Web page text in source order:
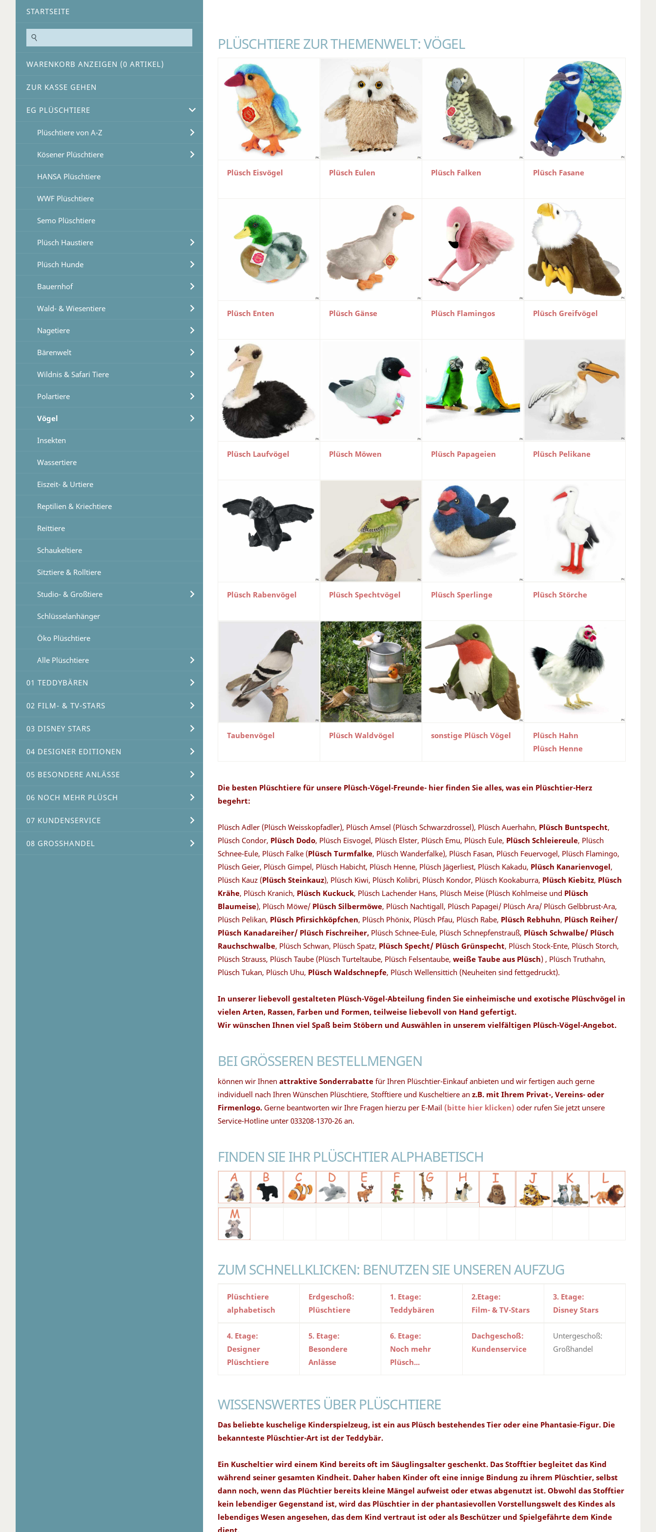
STARTSEITE
WARENKORB ANZEIGEN (0 ARTIKEL)
ZUR KASSE GEHEN
EG PLÜSCHTIERE
Plüschtiere von A-Z
Kösener Plüschtiere
HANSA Plüschtiere
WWF Plüschtiere
Semo Plüschtiere
Plüsch Haustiere
Plüsch Hunde
Bauernhof
Wald- & Wiesentiere
Nagetiere
Bärenwelt
Wildnis & Safari Tiere
Polartiere
Vögel
Insekten
Wassertiere
Eiszeit- & Urtiere
Reptilien & Kriechtiere
Reittiere
Schaukeltiere
Sitztiere & Rolltiere
Studio- & Großtiere
Schlüsselanhänger
Öko Plüschtiere
Alle Plüschtiere
01 TEDDYBÄREN
02 FILM- & TV-STARS
03 DISNEY STARS
04 DESIGNER EDITIONEN
05 BESONDERE ANLÄSSE
06 NOCH MEHR PLÜSCH
07 KUNDENSERVICE
08 GROSSHANDEL
PLÜSCHTIERE ZUR THEMENWELT: VÖGEL
Plüsch Eisvögel Plüsch Eulen Plüsch Falken Plüsch Fasane
Plüsch Enten Plüsch Gänse Plüsch Flamingos Plüsch Greifvögel
Plüsch Laufvögel Plüsch Möwen Plüsch Papageien Plüsch Pelikane
Plüsch Rabenvögel Plüsch Spechtvögel Plüsch Sperlinge Plüsch Störche
Taubenvögel Plüsch Waldvögel sonstige Plüsch Vögel
Plüsch Hahn
Plüsch Henne
Die besten Plüschtiere für unsere Plüsch-Vögel-Freunde- hier finden Sie alles, was ein Plüschtier-Herz
begehrt:
Plüsch Adler (Plüsch Weisskopfadler), Plüsch Amsel (Plüsch Schwarzdrossel), Plüsch Auerhahn, Plüsch Buntspecht,
Plüsch Condor, Plüsch Dodo, Plüsch Eisvogel, Plüsch Elster, Plüsch Emu, Plüsch Eule, Plüsch Schleiereule, Plüsch
Schnee-Eule, Plüsch Falke (Plüsch Turmfalke, Plüsch Wanderfalke), Plüsch Fasan, Plüsch Feuervogel, Plüsch Flamingo,
Plüsch Geier, Plüsch Gimpel, Plüsch Habicht, Plüsch Henne, Plüsch Jägerliest, Plüsch Kakadu, Plüsch Kanarienvogel,
Plüsch Kauz (Plüsch Steinkauz), Plüsch Kiwi, Plüsch Kolibri, Plüsch Kondor, Plüsch Kookaburra, Plüsch Kiebitz, Plüsch
Krähe, Plüsch Kranich, Plüsch Kuckuck, Plüsch Lachender Hans, Plüsch Meise (Plüsch Kohlmeise und Plüsch
Blaumeise), Plüsch Möwe/ Plüsch Silbermöwe, Plüsch Nachtigall, Plüsch Papagei/ Plüsch Ara/ Plüsch Gelbbrust-Ara,
Plüsch Pelikan, Plüsch Pfirsichköpfchen, Plüsch Phönix, Plüsch Pfau, Plüsch Rabe, Plüsch Rebhuhn, Plüsch Reiher/
Plüsch Kanadareiher/ Plüsch Fischreiher, Plüsch Schnee-Eule, Plüsch Schnepfenstrauß, Plüsch Schwalbe/ Plüsch
Rauchschwalbe, Plüsch Schwan, Plüsch Spatz, Plüsch Specht/ Plüsch Grünspecht, Plüsch Stock-Ente, Plüsch Storch,
Plüsch Strauss, Plüsch Taube (Plüsch Turteltaube, Plüsch Felsentaube, weiße Taube aus Plüsch) , Plüsch Truthahn,
Plüsch Tukan, Plüsch Uhu, Plüsch Waldschnepfe, Plüsch Wellensittich (Neuheiten sind fettgedruckt).
In unserer liebevoll gestalteten Plüsch-Vögel-Abteilung finden Sie einheimische und exotische Plüschvögel in
vielen Arten, Rassen, Farben und Formen, teilweise liebevoll von Hand gefertigt.
Wir wünschen Ihnen viel Spaß beim Stöbern und Auswählen in unserem vielfältigen Plüsch-Vögel-Angebot.
BEI GRÖSSEREN BESTELLMENGEN
können wir Ihnen attraktive Sonderrabatte für Ihren Plüschtier-Einkauf anbieten und wir fertigen auch gerne
individuell nach Ihren Wünschen Plüschtiere, Stofftiere und Kuscheltiere an z.B. mit Ihrem Privat-, Vereins- oder
Firmenlogo. Gerne beantworten wir Ihre Fragen hierzu per E-Mail (bitte hier klicken) oder rufen Sie jetzt unsere
Service-Hotline unter 033208-1370-26 an.
FINDEN SIE IHR PLÜSCHTIER ALPHABETISCH
ZUM SCHNELLKLICKEN: BENUTZEN SIE UNSEREN AUFZUG
Plüschtiere
alphabetisch
Erdgeschoß:
Plüschtiere
1. Etage:
Teddybären
2.Etage:
Film- & TV-Stars
3. Etage:
Disney Stars
4. Etage:
Designer
Plüschtiere
5. Etage:
Besondere
Anlässe
6. Etage:
Noch mehr
Plüsch...
Dachgeschoß:
Kundenservice
Untergeschoß:
Großhandel
WISSENSWERTES ÜBER PLÜSCHTIERE
Das beliebte kuschelige Kinderspielzeug, ist ein aus Plüsch bestehendes Tier oder eine Phantasie-Figur. Die
bekannteste Plüschtier-Art ist der Teddybär.
Ein Kuscheltier wird einem Kind bereits oft im Säuglingsalter geschenkt. Das Stofftier begleitet das Kind
während seiner gesamten Kindheit. Daher haben Kinder oft eine innige Bindung zu ihrem Plüschtier, selbst
dann noch, wenn das Plüchtier bereits kleine Mängel aufweist oder etwas abgenutzt ist. Obwohl das Stofftier
kein lebendiger Gegenstand ist, wird das Plüschtier in der phantasievollen Vorstellungswelt des Kindes als
lebendiges Wesen angesehen, das dem Kind vertraut ist oder als Beschützer und Spielgefährte dem Kinde
dient.